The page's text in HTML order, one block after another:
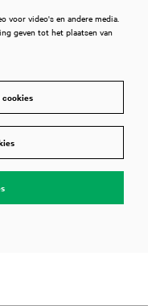
voor video's en andere media.
geven tot het plaatsen van